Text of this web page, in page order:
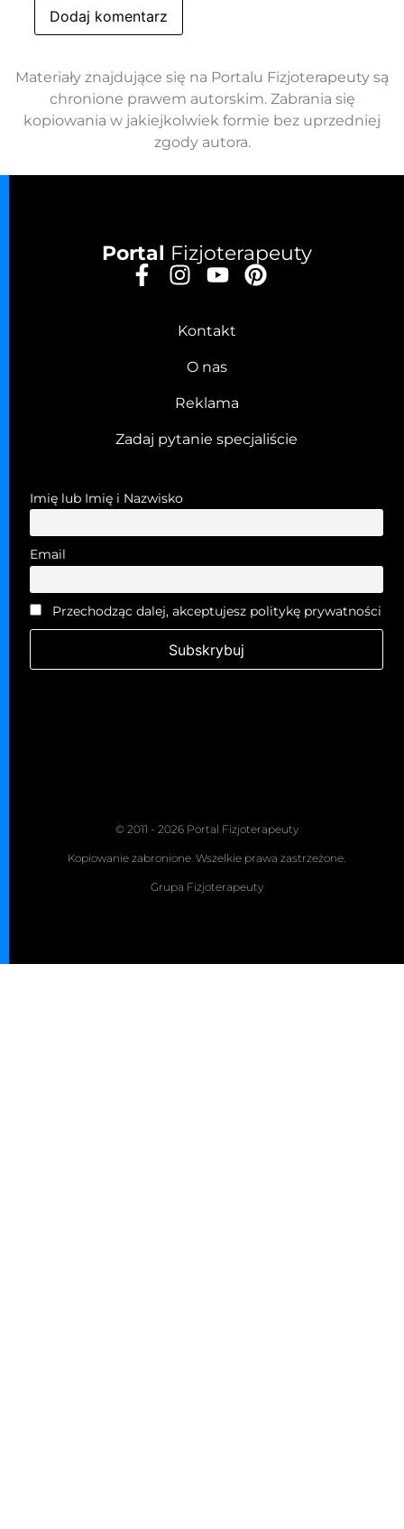
Materiały znajdujące się na Portalu Fizjoterapeuty są
chronione prawem autorskim. Zabrania się
kopiowania w jakiejkolwiek formie bez uprzedniej
zgody autora.
Portal Fizjoterapeuty
Kontakt
O nas
Reklama
Zadaj pytanie specjaliście
Imię lub Imię i Nazwisko
Email
Przechodząc dalej, akceptujesz politykę prywatności
© 2011 - 2026 Portal Fizjoterapeuty
Kopiowanie zabronione. Wszelkie prawa zastrzeżone.
Grupa Fizjoterapeuty